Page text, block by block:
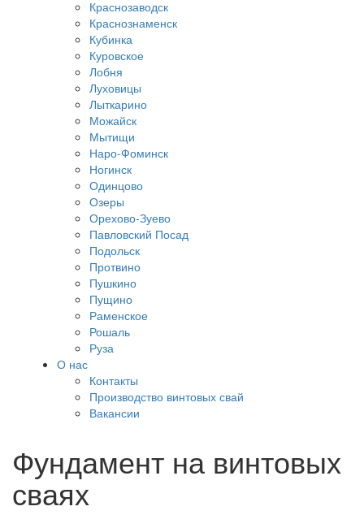
Краснозаводск
Краснознаменск
Кубинка
Куровское
Лобня
Луховицы
Лыткарино
Можайск
Мытищи
Наро-Фоминск
Ногинск
Одинцово
Озеры
Орехово-Зуево
Павловский Посад
Подольск
Протвино
Пушкино
Пущино
Раменское
Рошаль
Руза
О нас
Контакты
Производство винтовых свай
Вакансии
Фундамент на винтовых
сваях